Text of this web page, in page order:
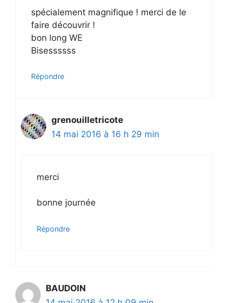
spécialement magnifique ! merci de le
faire découvrir !
bon long WE
Bisessssss
Répondre
grenouilletricote
14 mai 2016 à 16 h 29 min
merci
bonne journée
Répondre
BAUDOIN